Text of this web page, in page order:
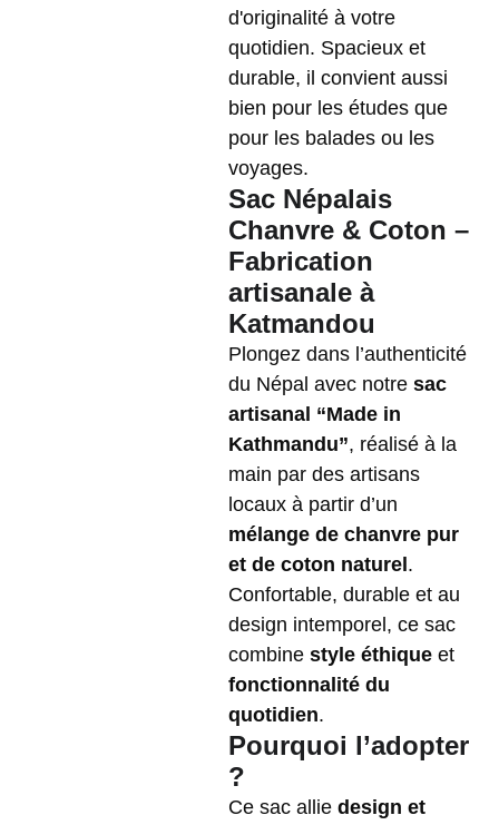
d'originalité à votre
quotidien. Spacieux et
durable, il convient aussi
bien pour les études que
pour les balades ou les
voyages.
Sac Népalais
Chanvre & Coton –
Fabrication
artisanale à
Katmandou
Plongez dans l’authenticité
du Népal avec notre sac
artisanal “Made in
Kathmandu”, réalisé à la
main par des artisans
locaux à partir d’un
mélange de chanvre pur
et de coton naturel .
Confortable, durable et au
design intemporel, ce sac
combine style éthique et
fonctionnalité du
quotidien.
Pourquoi l’adopter
?
Ce sac allie design et